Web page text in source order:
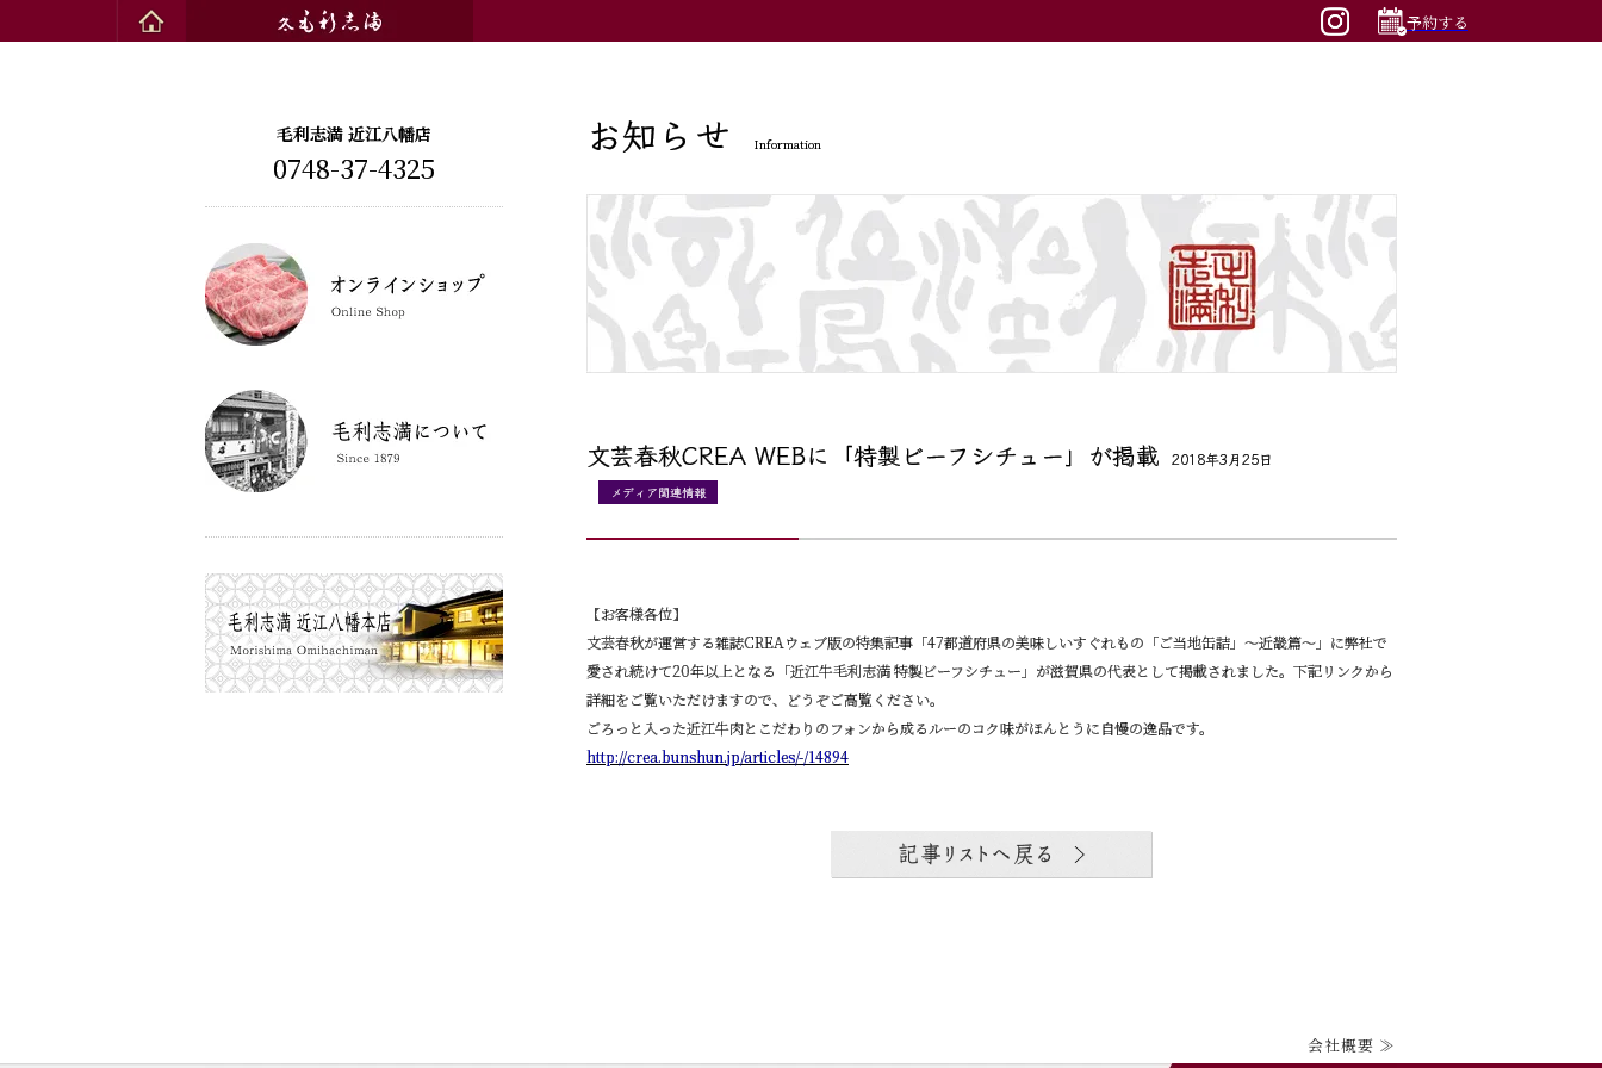
予約する
お知らせ Information
文芸春秋CREA WEBに「特製ビーフシチュー」が掲載 2018年3月25日
メディア関連情報
【お客様各位】
文芸春秋が運営する雑誌CREAウェブ版の特集記事「47都道府県の美味しいすぐれもの「ご当地缶詰」～近畿篇～」に弊社で
愛され続けて20年以上となる「近江牛毛利志満 特製ビーフシチュー」が滋賀県の代表として掲載されました。下記リンクから
詳細をご覧いただけますので、どうぞご高覧ください。
ごろっと入った近江牛肉とこだわりのフォンから成るルーのコク味がほんとうに自慢の逸品です。
http://crea.bunshun.jp/articles/-/14894
毛利志満 近江八幡店
0748-37-4325
会社概要 ≫